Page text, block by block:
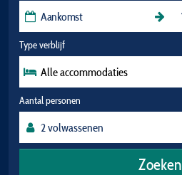
Type verblijf
Alle accommodaties
Aantal personen
Zoeken